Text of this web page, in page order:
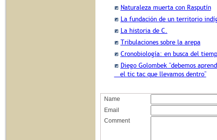
Naturaleza muerta con Rasputín
La fundación de un territorio
La historia de C.
Tribulaciones sobre la arepa
Cronobiología: en busca del
Diego Golombek "debemos
el tic tac que llevamos dentro"
Name
Email
Comment